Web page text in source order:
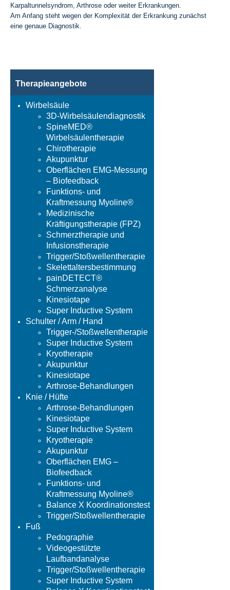
Karpaltunnelsyndrom, Arthrose oder weiter Erkrankungen.
Am Anfang steht wegen der Komplexität der Erkrankung zunächst
eine genaue Diagnostik.
Therapieangebote
Wirbelsäule
3D-Wirbelsäulendiagnostik
SpineMED®
Wirbelsäulentherapie
Chirotherapie
Akupunktur
Oberflächen EMG-Messung
– Biofeedback
Funktions- und
Kraftmessung Myoline®
Medizinische
Kräftigungstherapie (FPZ)
Schmerztherapie und
Infusionstherapie
Trigger/Stoßwellentherapie
Skelettaltersbestimmung
painDETECT®
Schmerzanalyse
Kinesiotape
Super Inductive System
Schulter / Arm / Hand
Trigger-/Stoßwellentherapie
Super Inductive System
Kryotherapie
Akupunktur
Kinesiotape
Arthrose-Behandlungen
Knie / Hüfte
Arthrose-Behandlungen
Kinesiotape
Super Inductive System
Kryotherapie
Akupunktur
Oberflächen EMG –
Biofeedback
Funktions- und
Kraftmessung Myoline®
Balance X Koordinationstest
Trigger/Stoßwellentherapie
Fuß
Pedographie
Videogestützte
Laufbandanalyse
Trigger/Stoßwellentherapie
Super Inductive System